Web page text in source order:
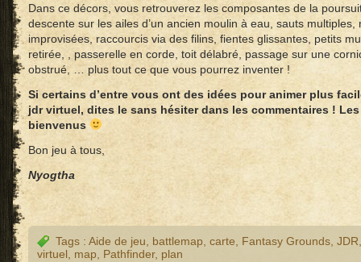
Dans ce décors, vous retrouverez les composantes de la
descente sur les ailes d’un ancien moulin à eau, sauts
improvisées, raccourcis via des filins, fientes glissantes, petits
retirée, , passerelle en corde, toit délabré, passage sur une
obstrué, … plus tout ce que vous pourrez inventer !
Si certains d’entre vous ont des idées pour animer plus
jdr virtuel, dites le sans hésiter dans les commentaires !
bienvenus
Bon jeu à tous,
Nyogtha
Tags : Aide de jeu battlemap carte Fantasy Grounds JDR
virtuel, map, Pathfinder, plan